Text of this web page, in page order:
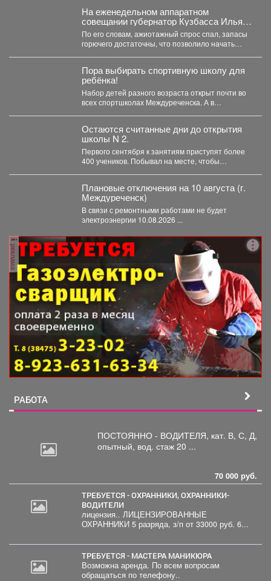
На еженедельном аппаратном
совещании губернатор Кузбасса Илья
Середюк заявил о стабилизации
ситуации с топливом в регионе.
По его словам, ажиотажный спрос спал, запасы
горючего достаточны, что позволило начать
Пора выбирать спортивную школу для
ребёнка!
Набор детей разного возраста открыт почти во
всех спортшколах Междуреченска. А в
Остаются считанные дни до открытия
школы N 2.
Первого сентября к занятиям приступят более
400 учеников. Побывал на месте, чтобы
Плановые отключения на 10 августа (г.
Междуреченск)
В связи с ремонтными работами не будет
электроэнергии 10.08.2026 ...
реклама
РАБОТА
ПОСТОЯННО - ВОДИТЕЛЯ, кат. В, С, Д,
опытный, вод. стаж 20 ...
70 000 руб.
ТРЕБУЕТСЯ - ОХРАННИКИ, ОХРАННИКИ-
ВОДИТЕЛИ
лицензия.. ЛИЦЕНЗИРОВАННЫЕ
ОХРАННИКИ 5 разряда, з/п от 33000 руб. 6...
ТРЕБУЕТСЯ - МАСТЕРА МАНИКЮРА
Возможна аренда. По всем вопросам
обращаться по телефону..